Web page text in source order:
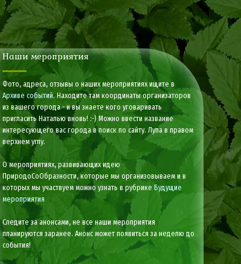
Наши мероприятия
Фото, адреса, отзывы о наших мероприятиях ищите в
Архиве событий. Находите там координаты организаторов
из вашего города - и вы знаете кого уговаривать
пригласить Наталью вновь! :-) Можно ввести название
интересующего вас города в поиск по сайту. Лупа в правом
верхнем углу.
О мероприятиях, развивающих идею
ПриродоСоОбразности, которые мы организовываем и в
которых мы участвуем можно узнать в рубрикеБудущие
мероприятия
Следите за анонсами, не все наши мероприятия
планируются заранее. Анонс может появиться за неделю до
события!